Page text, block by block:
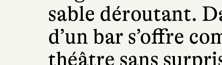
sable déroutant.
d’un bar s’offre
théâtre sans